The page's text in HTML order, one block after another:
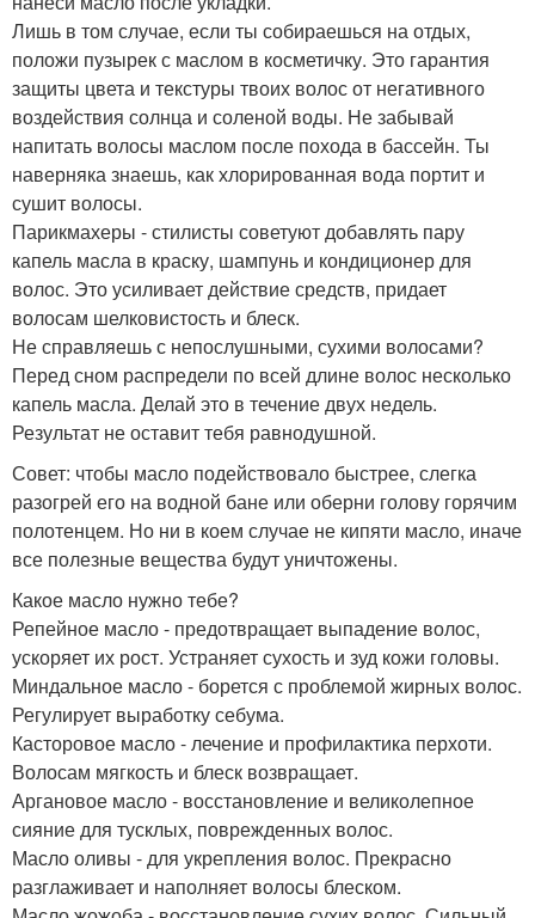
Лишь в том случае, если ты собираешься на отдых,
положи пузырек с маслом в косметичку. Это гарантия
защиты цвета и текстуры твоих волос от негативного
воздействия солнца и соленой воды. Не забывай
напитать волосы маслом после похода в бассейн. Ты
наверняка знаешь, как хлорированная вода портит и
сушит волосы.
Парикмахеры - стилисты советуют добавлять пару
капель масла в краску, шампунь и кондиционер для
волос. Это усиливает действие средств, придает
волосам шелковистость и блеск.
Не справляешь с непослушными, сухими волосами?
Перед сном распредели по всей длине волос несколько
капель масла. Делай это в течение двух недель.
Результат не оставит тебя равнодушной.
Совет: чтобы масло подействовало быстрее, слегка
разогрей его на водной бане или оберни голову горячим
полотенцем. Но ни в коем случае не кипяти масло, иначе
все полезные вещества будут уничтожены.
Какое масло нужно тебе?
Репейное масло - предотвращает выпадение волос,
ускоряет их рост. Устраняет сухость и зуд кожи головы.
Миндальное масло - борется с проблемой жирных волос.
Регулирует выработку себума.
Касторовое масло - лечение и профилактика перхоти.
Волосам мягкость и блеск возвращает.
Аргановое масло - восстановление и великолепное
сияние для тусклых, поврежденных волос.
Масло оливы - для укрепления волос. Прекрасно
разглаживает и наполняет волосы блеском.